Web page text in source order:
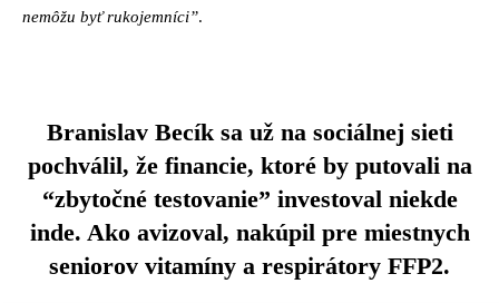
nemôžu byť rukojemníci”.
Branislav Becík sa už na sociálnej sieti
pochválil, že financie, ktoré by putovali na
“zbytočné testovanie” investoval niekde
inde. Ako avizoval, nakúpil pre miestnych
seniorov vitamíny a respirátory FFP2.